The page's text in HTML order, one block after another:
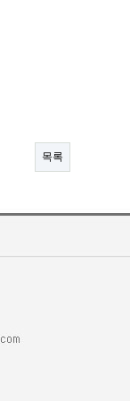
목록